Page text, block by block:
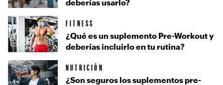
deberías usarlo?
FITNESS
¿Qué es un suplemento Pre-Workout y
deberías incluirlo en tu rutina?
NUTRICIÓN
¿Son seguros los suplementos pre-